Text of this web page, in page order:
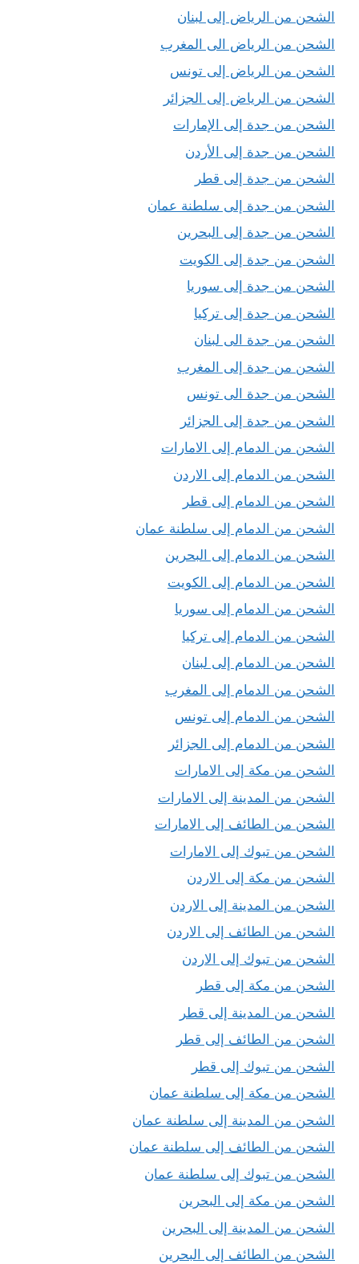
الشحن من الرياض إلى لبنان
الشحن من الرياض الى المغرب
الشحن من الرياض إلى تونس
الشحن من الرياض إلى الجزائر
الشحن من جدة إلى الإمارات
الشحن من جدة إلى الأردن
الشحن من جدة إلى قطر
الشحن من جدة إلى سلطنة عمان
الشحن من جدة إلى البحرين
الشحن من جدة إلى الكويت
الشحن من جدة إلى سوريا
الشحن من جدة إلى تركيا
الشحن من جدة الى لبنان
الشحن من جدة إلى المغرب
الشحن من جدة الى تونس
الشحن من جدة إلى الجزائر
الشحن من الدمام إلى الامارات
الشحن من الدمام إلى الاردن
الشحن من الدمام إلى قطر
الشحن من الدمام إلى سلطنة عمان
الشحن من الدمام إلى البحرين
الشحن من الدمام إلى الكويت
الشحن من الدمام إلى سوريا
الشحن من الدمام إلى تركيا
الشحن من الدمام إلى لبنان
الشحن من الدمام إلى المغرب
الشحن من الدمام إلى تونس
الشحن من الدمام إلى الجزائر
الشحن من مكة إلى الامارات
الشحن من المدينة إلى الامارات
الشحن من الطائف إلى الامارات
الشحن من تبوك إلى الامارات
الشحن من مكة إلى الاردن
الشحن من المدينة إلى الاردن
الشحن من الطائف إلى الاردن
الشحن من تبوك إلى الاردن
الشحن من مكة إلى قطر
الشحن من المدينة إلى قطر
الشحن من الطائف إلى قطر
الشحن من تبوك إلى قطر
الشحن من مكة إلى سلطنة عمان
الشحن من المدينة إلى سلطنة عمان
الشحن من الطائف إلى سلطنة عمان
الشحن من تبوك إلى سلطنة عمان
الشحن من مكة إلى البحرين
الشحن من المدينة إلى البحرين
الشحن من الطائف إلى البحرين